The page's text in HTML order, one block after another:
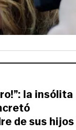
la insólita
de sus hijos